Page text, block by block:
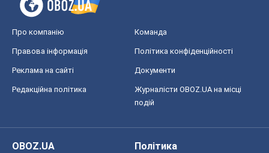
Про компанію Команда
Правова інформація Політика конфіденційності
Реклама на сайті Документи
Редакційна політика
Журналісти OBOZ.UA на місці
подій
OBOZ.UA
Політика